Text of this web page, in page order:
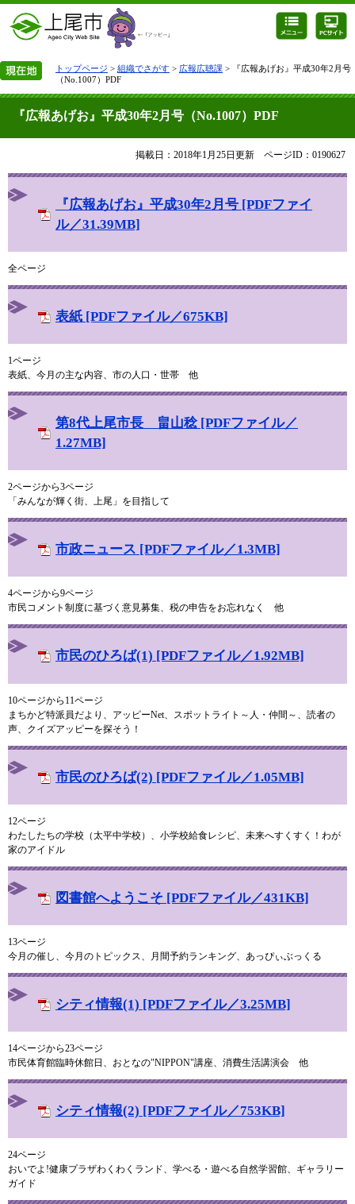
トップページ > 組織でさがす > 広報広聴課 > 『広報あげお』平成30年2月号
（No.1007）PDF
『広報あげお』平成30年2月号（No.1007）PDF
掲載日：2018年1月25日更新 ページID：0190627
『広報あげお』平成30年2月号 [PDFファイ
ル／31.39MB]
全ページ
表紙 [PDFファイル／675KB]
1ページ
表紙、今月の主な内容、市の人口・世帯 他
第8代上尾市長 畠山稔 [PDFファイル／
1.27MB]
2ページから3ページ
「みんなが輝く街、上尾」を目指して
市政ニュース [PDFファイル／1.3MB]
4ページから9ページ
市民コメント制度に基づく意見募集、税の申告をお忘れなく 他
市民のひろば(1) [PDFファイル／1.92MB]
10ページから11ページ
まちかど特派員だより、アッピーNet、スポットライト～人・仲間～、読者の
声、クイズアッピーを探そう！
市民のひろば(2) [PDFファイル／1.05MB]
12ページ
わたしたちの学校（太平中学校）、小学校給食レシピ、未来へすくすく！わが
家のアイドル
図書館へようこそ [PDFファイル／431KB]
13ページ
今月の催し、今月のトピックス、月間予約ランキング、あっぴぃぶっくる
シティ情報(1) [PDFファイル／3.25MB]
14ページから23ページ
市民体育館臨時休館日、おとなの"NIPPON"講座、消費生活講演会 他
シティ情報(2) [PDFファイル／753KB]
24ページ
おいでよ!健康プラザわくわくランド、学べる・遊べる自然学習館、ギャラリー
ガイド